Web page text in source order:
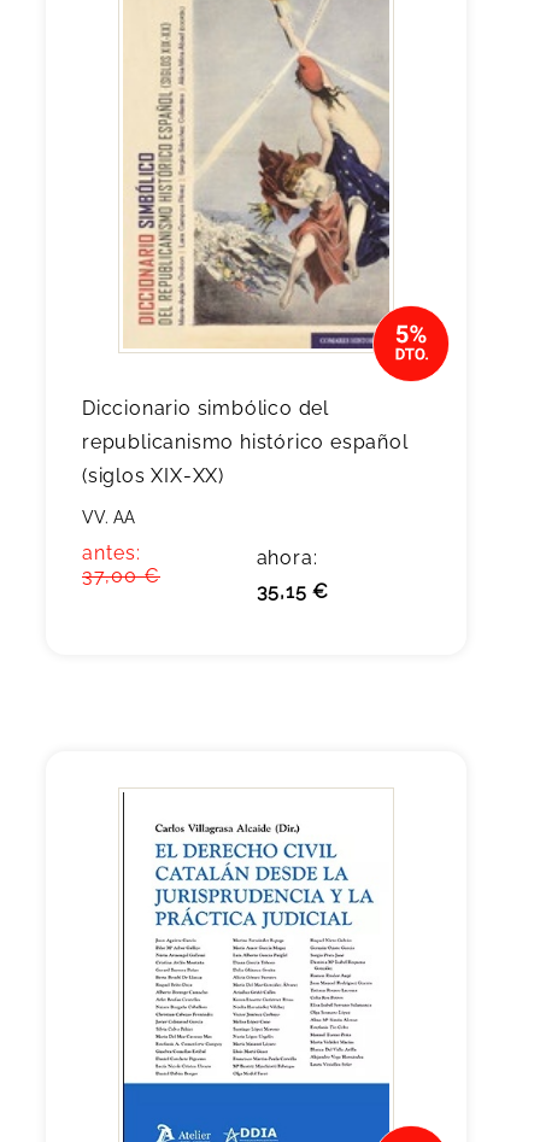
Diccionario simbólico del
republicanismo histórico español
(siglos XIX-XX)
VV. AA
antes:
37,00 €
ahora:
35,15 €